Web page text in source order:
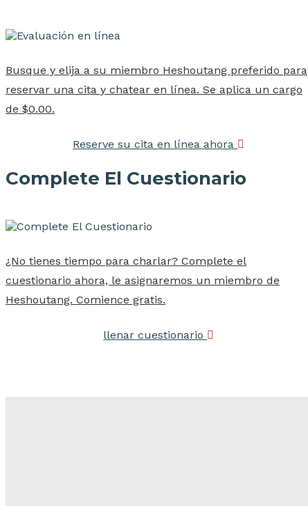
Busque y elija a su miembro Heshoutang preferido para
reservar una cita y chatear en línea. Se aplica un cargo
de $0.00.
Reserve su cita en línea ahora
Complete El Cuestionario
¿No tienes tiempo para charlar? Complete el
cuestionario ahora, le asignaremos un miembro de
Heshoutang. Comience gratis.
llenar cuestionario